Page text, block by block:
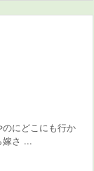
にどこにも行か
嫁さ ...